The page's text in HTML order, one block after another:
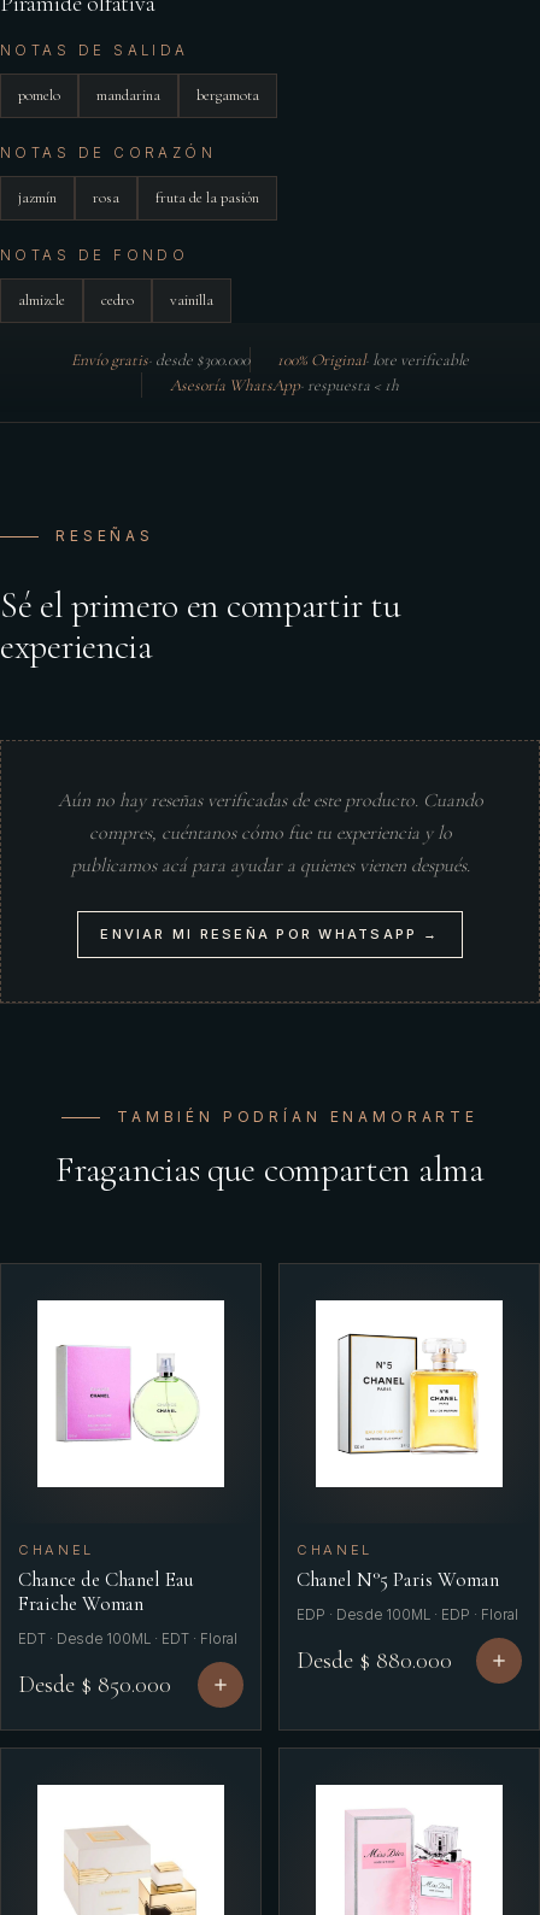
NOTAS DE SALIDA
pomelo mandarina bergamota
NOTAS DE CORAZÓN
jazmín rosa fruta de la pasión
NOTAS DE FONDO
almizcle cedro vainilla
Envío gratis· desde $300.000 100% Original· lote verificable
Asesoría WhatsApp· respuesta < 1h
RESEÑAS
Sé el primero en compartir tu
experiencia
Aún no hay reseñas verificadas de este producto. Cuando
compres, cuéntanos cómo fue tu experiencia y lo
publicamos acá para ayudar a quienes vienen después.
ENVIAR MI RESEÑA POR WHATSAPP →
TAMBIÉN PODRÍAN ENAMORARTE
Fragancias que comparten alma
CHANEL
Chance de Chanel Eau
Fraiche Woman
EDT · Desde 100ML · EDT · Floral
Desde $ 850.000
CHANEL
Chanel N°5 Paris Woman
EDP · Desde 100ML · EDP · Floral
Desde $ 880.000